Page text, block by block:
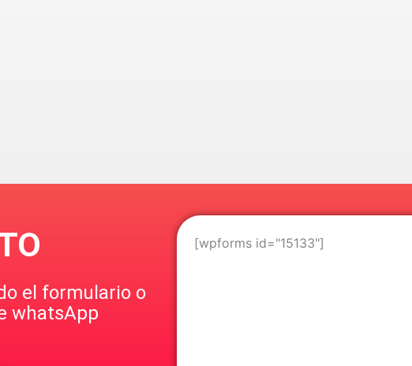
el formulario o
whatsApp
[wpforms id="15133"]